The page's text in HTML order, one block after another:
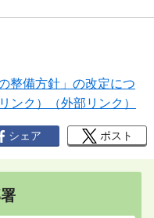
整備方針」の改定につ
ンク）（外部リンク）
シェア ポスト